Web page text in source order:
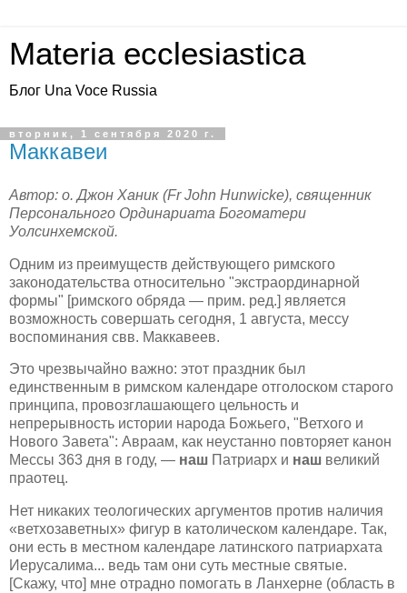
Materia ecclesiastica
Блог Una Voce Russia
вторник, 1 сентября 2020 г.
Маккавеи
Автор: о. Джон Ханик (Fr John Hunwicke), священник
Персонального Ординариата Богоматери
Уолсинхемской.
Одним из преимуществ действующего римского
законодательства относительно "экстраординарной
формы" [римского обряда — прим. ред.] является
возможность совершать сегодня, 1 августа, мессу
воспоминания свв. Маккавеев.
Это чрезвычайно важно: этот праздник был
единственным в римском календаре отголоском старого
принципа, провозглашающего цельность и
непрерывность истории народа Божьего, "Ветхого и
Нового Завета": Авраам, как неустанно повторяет канон
Мессы 363 дня в году, — наш Патриарх и наш великий
праотец.
Нет никаких теологических аргументов против наличия
«ветхозаветных» фигур в католическом календаре. Так,
они есть в местном календаре латинского патриархата
Иерусалима... ведь там они суть местные святые.
[Скажу, что] мне отрадно помогать в Ланхерне (область в